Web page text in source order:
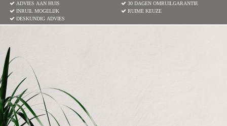
ADVIES AAN HUIS
30 DAGEN OMRUILGARANTIE
INRUIL MOGELIJK
RUIME KEUZE
DESKUNDIG ADVIES